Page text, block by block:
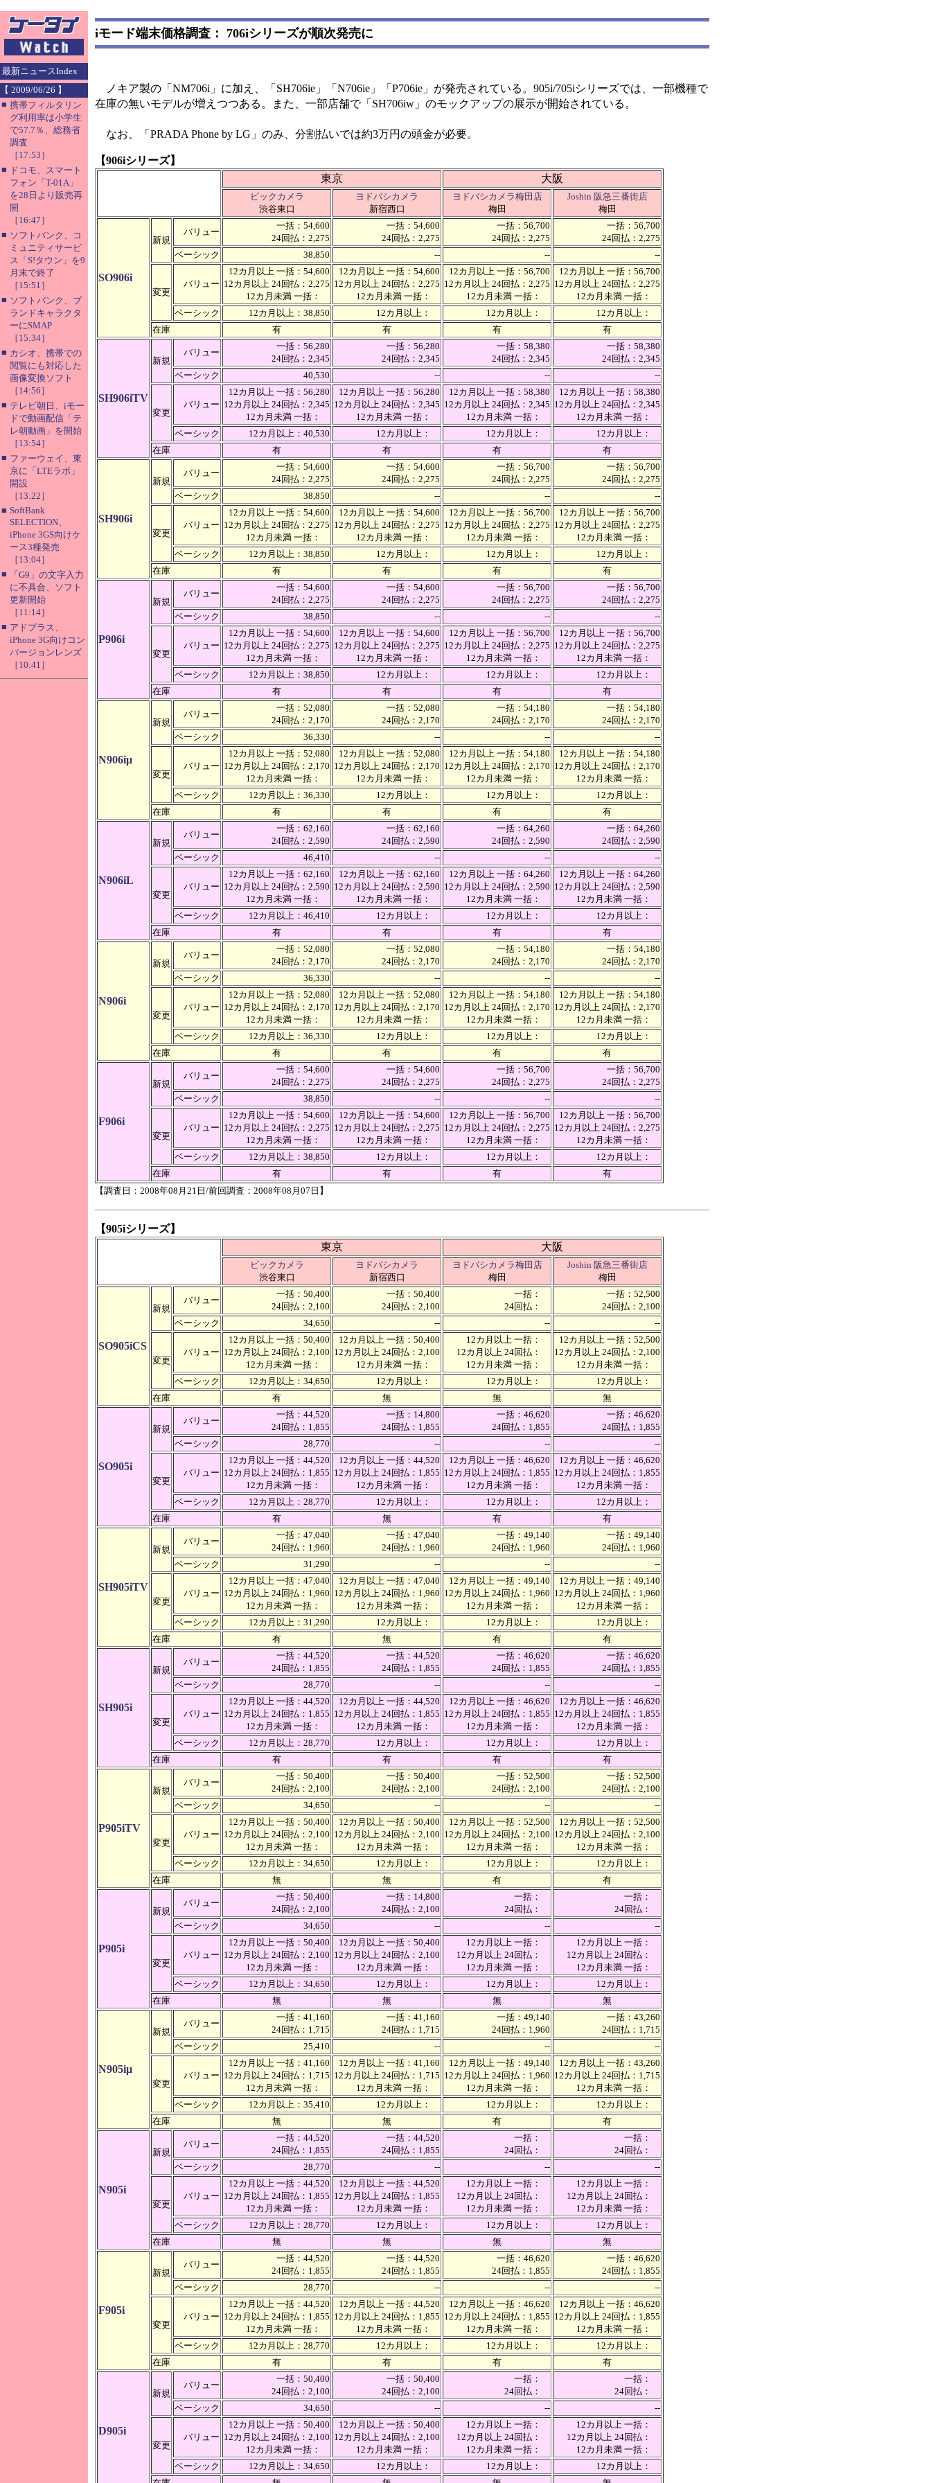
最新ニュースIndex
【 2009/06/26 】
■ 携帯フィルタリン
グ利用率は小学生
で57.7％、総務省
調査
［17:53］
■ ドコモ、スマート
フォン「T-01A」
を28日より販売再
開
［16:47］
■ ソフトバンク、コ
ミュニティサービ
ス「S!タウン」を9
月末で終了
［15:51］
■ ソフトバンク、ブ
ランドキャラクタ
ーにSMAP
［15:34］
■ カシオ、携帯での
閲覧にも対応した
画像変換ソフト
［14:56］
■ テレビ朝日、iモー
ドで動画配信「テ
レ朝動画」を開始
［13:54］
■ ファーウェイ、東
京に「LTEラボ」
開設
［13:22］
■ SoftBank
SELECTION、
iPhone 3GS向けケ
ース3種発売
［13:04］
■
「G9」の文字入力
に不具合、ソフト
更新開始
［11:14］
■ アドプラス、
iPhone 3G向けコン
バージョンレンズ
［10:41］
iモード端末価格調査： 706iシリーズが順次発売に
ノキア製の「NM706i」に加え、「SH706ie」「N706ie」「P706ie」が発売されている。905i/705iシリーズでは、一部機種で
在庫の無いモデルが増えつつある。また、一部店舗で「SH706iw」のモックアップの展示が開始されている。
なお、「PRADA Phone by LG」のみ、分割払いでは約3万円の頭金が必要。
【906iシリーズ】
東京
大阪
ビックカメラ
渋谷東口
ヨドバシカメラ
新宿西口
ヨドバシカメラ梅田店
梅田
Joshin 阪急三番街店
梅田
SO906i
新規
バリュー
一括：54,600
24回払：2,275
一括：54,600
24回払：2,275
一括：56,700
24回払：2,275
一括：56,700
24回払：2,275
ベーシック
38,850 -- -- --
変更
バリュー
12カ月以上 一括：54,600
12カ月以上 24回払：2,275
12カ月未満 一括：
12カ月以上 一括：54,600
12カ月以上 24回払：2,275
12カ月未満 一括：
12カ月以上 一括：56,700
12カ月以上 24回払：2,275
12カ月未満 一括：
12カ月以上 一括：56,700
12カ月以上 24回払：2,275
12カ月未満 一括：
ベーシック
12カ月以上：38,850 12カ月以上： 12カ月以上：
12カ月以上：
在庫
有 有 有 有
SH906iTV
新規
バリュー
一括：56,280
24回払：2,345
一括：56,280
24回払：2,345
一括：58,380
24回払：2,345
一括：58,380
24回払：2,345
ベーシック
40,530 -- -- --
変更
バリュー
12カ月以上 一括：56,280
12カ月以上 24回払：2,345
12カ月未満 一括：
12カ月以上 一括：56,280
12カ月以上 24回払：2,345
12カ月未満 一括：
12カ月以上 一括：58,380
12カ月以上 24回払：2,345
12カ月未満 一括：
12カ月以上 一括：58,380
12カ月以上 24回払：2,345
12カ月未満 一括：
ベーシック
12カ月以上：40,530 12カ月以上： 12カ月以上：
12カ月以上：
在庫
有 有 有 有
SH906i
新規
バリュー
一括：54,600
24回払：2,275
一括：54,600
24回払：2,275
一括：56,700
24回払：2,275
一括：56,700
24回払：2,275
ベーシック
38,850 -- -- --
変更
バリュー
12カ月以上 一括：54,600
12カ月以上 24回払：2,275
12カ月未満 一括：
12カ月以上 一括：54,600
12カ月以上 24回払：2,275
12カ月未満 一括：
12カ月以上 一括：56,700
12カ月以上 24回払：2,275
12カ月未満 一括：
12カ月以上 一括：56,700
12カ月以上 24回払：2,275
12カ月未満 一括：
ベーシック
12カ月以上：38,850 12カ月以上： 12カ月以上：
12カ月以上：
在庫
有 有 有 有
P906i
新規
バリュー
一括：54,600
24回払：2,275
一括：54,600
24回払：2,275
一括：56,700
24回払：2,275
一括：56,700
24回払：2,275
ベーシック
38,850 -- -- --
変更
バリュー
12カ月以上 一括：54,600
12カ月以上 24回払：2,275
12カ月未満 一括：
12カ月以上 一括：54,600
12カ月以上 24回払：2,275
12カ月未満 一括：
12カ月以上 一括：56,700
12カ月以上 24回払：2,275
12カ月未満 一括：
12カ月以上 一括：56,700
12カ月以上 24回払：2,275
12カ月未満 一括：
ベーシック
12カ月以上：38,850 12カ月以上： 12カ月以上：
12カ月以上：
在庫
有 有 有 有
N906iμ
新規
バリュー
一括：52,080
24回払：2,170
一括：52,080
24回払：2,170
一括：54,180
24回払：2,170
一括：54,180
24回払：2,170
ベーシック
36,330 -- -- --
変更
バリュー
12カ月以上 一括：52,080
12カ月以上 24回払：2,170
12カ月未満 一括：
12カ月以上 一括：52,080
12カ月以上 24回払：2,170
12カ月未満 一括：
12カ月以上 一括：54,180
12カ月以上 24回払：2,170
12カ月未満 一括：
12カ月以上 一括：54,180
12カ月以上 24回払：2,170
12カ月未満 一括：
ベーシック
12カ月以上：36,330 12カ月以上： 12カ月以上：
12カ月以上：
在庫
有 有 有 有
N906iL
新規
バリュー
一括：62,160
24回払：2,590
一括：62,160
24回払：2,590
一括：64,260
24回払：2,590
一括：64,260
24回払：2,590
ベーシック
46,410 -- -- --
変更
バリュー
12カ月以上 一括：62,160
12カ月以上 24回払：2,590
12カ月未満 一括：
12カ月以上 一括：62,160
12カ月以上 24回払：2,590
12カ月未満 一括：
12カ月以上 一括：64,260
12カ月以上 24回払：2,590
12カ月未満 一括：
12カ月以上 一括：64,260
12カ月以上 24回払：2,590
12カ月未満 一括：
ベーシック
12カ月以上：46,410 12カ月以上： 12カ月以上：
12カ月以上：
在庫
有 有 有 有
N906i
新規
バリュー
一括：52,080
24回払：2,170
一括：52,080
24回払：2,170
一括：54,180
24回払：2,170
一括：54,180
24回払：2,170
ベーシック
36,330 -- -- --
変更
バリュー
12カ月以上 一括：52,080
12カ月以上 24回払：2,170
12カ月未満 一括：
12カ月以上 一括：52,080
12カ月以上 24回払：2,170
12カ月未満 一括：
12カ月以上 一括：54,180
12カ月以上 24回払：2,170
12カ月未満 一括：
12カ月以上 一括：54,180
12カ月以上 24回払：2,170
12カ月未満 一括：
ベーシック
12カ月以上：36,330 12カ月以上： 12カ月以上：
12カ月以上：
在庫
有 有 有 有
F906i
新規
バリュー
一括：54,600
24回払：2,275
一括：54,600
24回払：2,275
一括：56,700
24回払：2,275
一括：56,700
24回払：2,275
ベーシック
38,850 -- -- --
変更
バリュー
12カ月以上 一括：54,600
12カ月以上 24回払：2,275
12カ月未満 一括：
12カ月以上 一括：54,600
12カ月以上 24回払：2,275
12カ月未満 一括：
12カ月以上 一括：56,700
12カ月以上 24回払：2,275
12カ月未満 一括：
12カ月以上 一括：56,700
12カ月以上 24回払：2,275
12カ月未満 一括：
ベーシック
12カ月以上：38,850 12カ月以上： 12カ月以上：
12カ月以上：
在庫
有 有 有
有
【調査日：2008年08月21日/前回調査：2008年08月07日】
【905iシリーズ】
東京
大阪
ビックカメラ
渋谷東口
ヨドバシカメラ
新宿西口
ヨドバシカメラ梅田店
梅田
Joshin 阪急三番街店
梅田
SO905iCS
新規
バリュー
一括：50,400
24回払：2,100
一括：50,400
24回払：2,100
一括：
24回払：
一括：52,500
24回払：2,100
ベーシック
34,650 -- -- --
変更
バリュー
12カ月以上 一括：50,400
12カ月以上 24回払：2,100
12カ月未満 一括：
12カ月以上 一括：50,400
12カ月以上 24回払：2,100
12カ月未満 一括：
12カ月以上 一括：
12カ月以上 24回払：
12カ月未満 一括：
12カ月以上 一括：52,500
12カ月以上 24回払：2,100
12カ月未満 一括：
ベーシック
12カ月以上：34,650 12カ月以上： 12カ月以上：
12カ月以上：
在庫
有 無 無 無
SO905i
新規
バリュー
一括：44,520
24回払：1,855
一括：14,800
24回払：1,855
一括：46,620
24回払：1,855
一括：46,620
24回払：1,855
ベーシック
28,770 -- -- --
変更
バリュー
12カ月以上 一括：44,520
12カ月以上 24回払：1,855
12カ月未満 一括：
12カ月以上 一括：44,520
12カ月以上 24回払：1,855
12カ月未満 一括：
12カ月以上 一括：46,620
12カ月以上 24回払：1,855
12カ月未満 一括：
12カ月以上 一括：46,620
12カ月以上 24回払：1,855
12カ月未満 一括：
ベーシック
12カ月以上：28,770 12カ月以上： 12カ月以上：
12カ月以上：
在庫
有 無 有 有
SH905iTV
新規
バリュー
一括：47,040
24回払：1,960
一括：47,040
24回払：1,960
一括：49,140
24回払：1,960
一括：49,140
24回払：1,960
ベーシック
31,290 -- -- --
変更
バリュー
12カ月以上 一括：47,040
12カ月以上 24回払：1,960
12カ月未満 一括：
12カ月以上 一括：47,040
12カ月以上 24回払：1,960
12カ月未満 一括：
12カ月以上 一括：49,140
12カ月以上 24回払：1,960
12カ月未満 一括：
12カ月以上 一括：49,140
12カ月以上 24回払：1,960
12カ月未満 一括：
ベーシック
12カ月以上：31,290 12カ月以上： 12カ月以上：
12カ月以上：
在庫
有 無 有 有
SH905i
新規
バリュー
一括：44,520
24回払：1,855
一括：44,520
24回払：1,855
一括：46,620
24回払：1,855
一括：46,620
24回払：1,855
ベーシック
28,770 -- -- --
変更
バリュー
12カ月以上 一括：44,520
12カ月以上 24回払：1,855
12カ月未満 一括：
12カ月以上 一括：44,520
12カ月以上 24回払：1,855
12カ月未満 一括：
12カ月以上 一括：46,620
12カ月以上 24回払：1,855
12カ月未満 一括：
12カ月以上 一括：46,620
12カ月以上 24回払：1,855
12カ月未満 一括：
ベーシック
12カ月以上：28,770 12カ月以上： 12カ月以上：
12カ月以上：
在庫
有 有 有 有
P905iTV
新規
バリュー
一括：50,400
24回払：2,100
一括：50,400
24回払：2,100
一括：52,500
24回払：2,100
一括：52,500
24回払：2,100
ベーシック
34,650 -- -- --
変更
バリュー
12カ月以上 一括：50,400
12カ月以上 24回払：2,100
12カ月未満 一括：
12カ月以上 一括：50,400
12カ月以上 24回払：2,100
12カ月未満 一括：
12カ月以上 一括：52,500
12カ月以上 24回払：2,100
12カ月未満 一括：
12カ月以上 一括：52,500
12カ月以上 24回払：2,100
12カ月未満 一括：
ベーシック
12カ月以上：34,650 12カ月以上： 12カ月以上：
12カ月以上：
在庫
無 無 有 有
P905i
新規
バリュー
一括：50,400
24回払：2,100
一括：14,800
24回払：2,100
一括：
24回払：
一括：
24回払：
ベーシック
34,650 -- -- --
変更
バリュー
12カ月以上 一括：50,400
12カ月以上 24回払：2,100
12カ月未満 一括：
12カ月以上 一括：50,400
12カ月以上 24回払：2,100
12カ月未満 一括：
12カ月以上 一括：
12カ月以上 24回払：
12カ月未満 一括：
12カ月以上 一括：
12カ月以上 24回払：
12カ月未満 一括：
ベーシック
12カ月以上：34,650 12カ月以上： 12カ月以上：
12カ月以上：
在庫
無 無 無 無
N905iμ
新規
バリュー
一括：41,160
24回払：1,715
一括：41,160
24回払：1,715
一括：49,140
24回払：1,960
一括：43,260
24回払：1,715
ベーシック
25,410 -- -- --
変更
バリュー
12カ月以上 一括：41,160
12カ月以上 24回払：1,715
12カ月未満 一括：
12カ月以上 一括：41,160
12カ月以上 24回払：1,715
12カ月未満 一括：
12カ月以上 一括：49,140
12カ月以上 24回払：1,960
12カ月未満 一括：
12カ月以上 一括：43,260
12カ月以上 24回払：1,715
12カ月未満 一括：
ベーシック
12カ月以上：35,410 12カ月以上： 12カ月以上：
12カ月以上：
在庫
無 無 有 有
N905i
新規
バリュー
一括：44,520
24回払：1,855
一括：44,520
24回払：1,855
一括：
24回払：
一括：
24回払：
ベーシック
28,770 -- -- --
変更
バリュー
12カ月以上 一括：44,520
12カ月以上 24回払：1,855
12カ月未満 一括：
12カ月以上 一括：44,520
12カ月以上 24回払：1,855
12カ月未満 一括：
12カ月以上 一括：
12カ月以上 24回払：
12カ月未満 一括：
12カ月以上 一括：
12カ月以上 24回払：
12カ月未満 一括：
ベーシック
12カ月以上：28,770 12カ月以上： 12カ月以上：
12カ月以上：
在庫
無 無 無 無
F905i
新規
バリュー
一括：44,520
24回払：1,855
一括：44,520
24回払：1,855
一括：46,620
24回払：1,855
一括：46,620
24回払：1,855
ベーシック
28,770 -- -- --
変更
バリュー
12カ月以上 一括：44,520
12カ月以上 24回払：1,855
12カ月未満 一括：
12カ月以上 一括：44,520
12カ月以上 24回払：1,855
12カ月未満 一括：
12カ月以上 一括：46,620
12カ月以上 24回払：1,855
12カ月未満 一括：
12カ月以上 一括：46,620
12カ月以上 24回払：1,855
12カ月未満 一括：
ベーシック
12カ月以上：28,770 12カ月以上： 12カ月以上：
12カ月以上：
在庫
有 有 有 有
D905i
新規
バリュー
一括：50,400
24回払：2,100
一括：50,400
24回払：2,100
一括：
24回払：
一括：
24回払：
ベーシック
34,650 -- -- --
変更
バリュー
12カ月以上 一括：50,400
12カ月以上 24回払：2,100
12カ月未満 一括：
12カ月以上 一括：50,400
12カ月以上 24回払：2,100
12カ月未満 一括：
12カ月以上 一括：
12カ月以上 24回払：
12カ月未満 一括：
12カ月以上 一括：
12カ月以上 24回払：
12カ月未満 一括：
ベーシック
12カ月以上：34,650 12カ月以上： 12カ月以上：
12カ月以上：